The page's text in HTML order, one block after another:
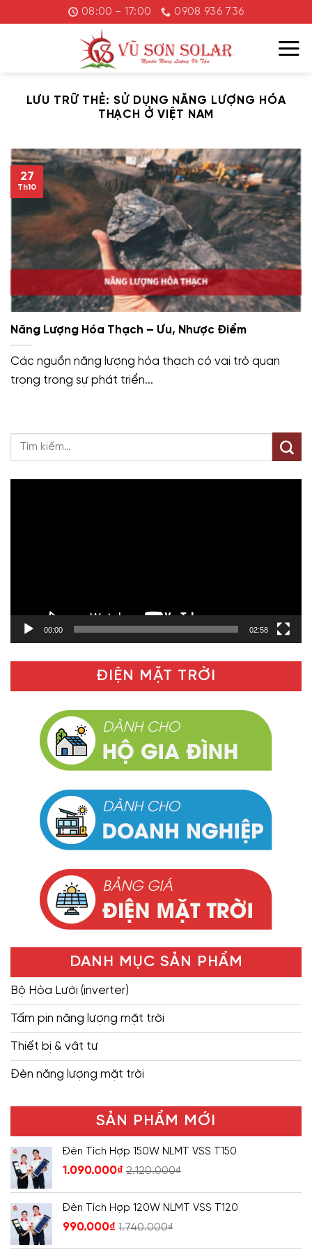
đến
08:00 - 17:00 0908 936 736
LƯU TRỮ THẺ: SỬ DỤNG NĂNG LƯỢNG HÓA
THẠCH Ở VIỆT NAM
Năng Lượng Hóa Thạch – Ưu, Nhược Điểm
Các nguồn năng lượng hóa thạch có vai trò quan
trọng trong sự phát triển...
27
Th10
00:00 02:58
ĐIỆN MẶT TRỜI
DANH MỤC SẢN PHẨM
Bộ Hòa Lưới (inverter)
Tấm pin năng lượng mặt trời
Thiết bị & vật tư
Đèn năng lượng mặt trời
SẢN PHẨM MỚI
Đèn Tích Hợp 150W NLMT VSS T150
1.090.000₫ 2.120.000₫
Đèn Tích Hợp 120W NLMT VSS T120
990.000₫ 1.740.000₫